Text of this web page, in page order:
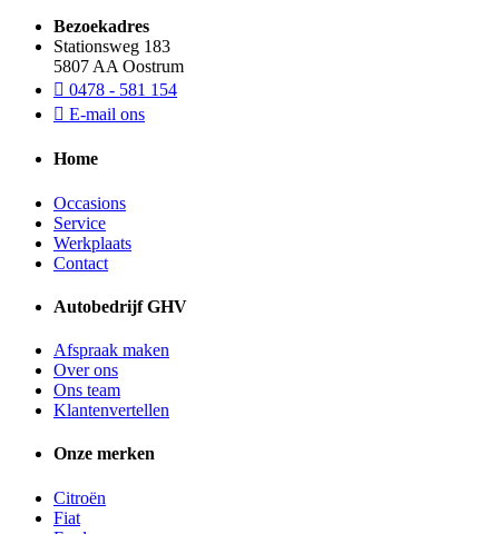
Bezoekadres
Stationsweg 183
5807 AA Oostrum
0478 - 581 154
E-mail ons
Home
Occasions
Service
Werkplaats
Contact
Autobedrijf GHV
Afspraak maken
Over ons
Ons team
Klantenvertellen
Onze merken
Citroën
Fiat